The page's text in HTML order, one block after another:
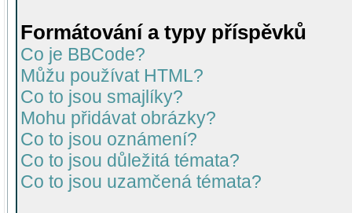
Formátování a typy příspěvků
Co je BBCode?
Můžu používat HTML?
Co to jsou smajlíky?
Mohu přidávat obrázky?
Co to jsou oznámení?
Co to jsou důležitá témata?
Co to jsou uzamčená témata?